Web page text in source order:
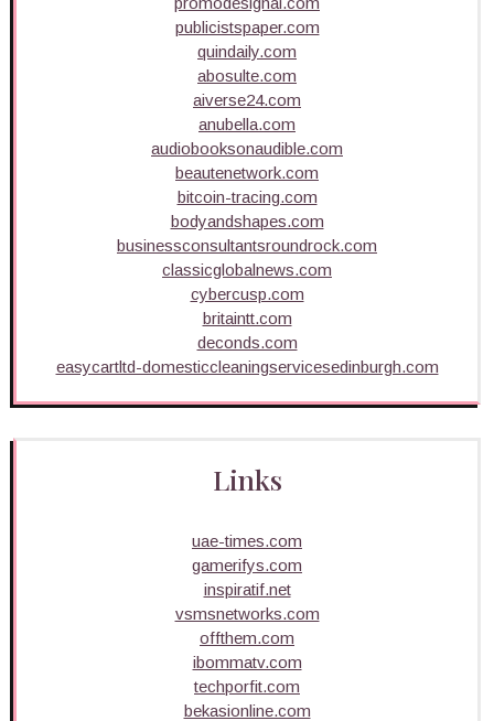
publicistspaper.com
quindaily.com
abosulte.com
aiverse24.com
anubella.com
audiobooksonaudible.com
beautenetwork.com
bitcoin-tracing.com
bodyandshapes.com
businessconsultantsroundrock.com
classicglobalnews.com
cybercusp.com
britaintt.com
deconds.com
easycartltd-domesticcleaningservicesedinburgh.com
Links
uae-times.com
gamerifys.com
inspiratif.net
vsmsnetworks.com
offthem.com
ibommatv.com
techporfit.com
bekasionline.com